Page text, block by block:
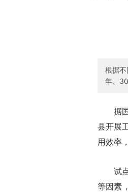
根据
年、
据国
县开展
用效率
试点
等因素